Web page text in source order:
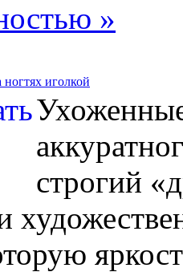
»
иголкой
строгий